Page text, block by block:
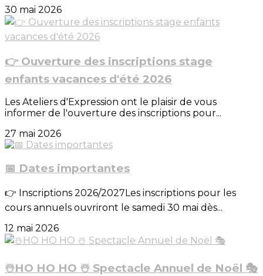
30 mai 2026
👉 Ouverture des inscriptions stage
enfants vacances d'été 2026
Les Ateliers d'Expression ont le plaisir de vous
informer de l'ouverture des inscriptions pour...
27 mai 2026
📅 Dates importantes
👉 Inscriptions 2026/2027Les inscriptions pour les
cours annuels ouvriront le samedi 30 mai dès...
12 mai 2026
☃️HO HO HO ☃️ Spectacle Annuel de Noël 🎭